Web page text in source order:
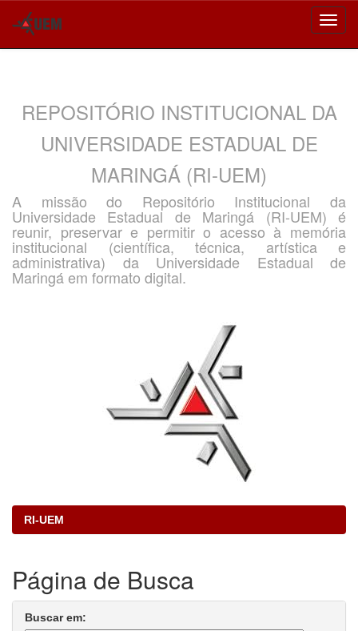
REPOSITÓRIO INSTITUCIONAL DA
UNIVERSIDADE ESTADUAL DE
MARINGÁ (RI-UEM)
A missão do Repositório Institucional da
Universidade Estadual de Maringá (RI-UEM) é
reunir, preservar e permitir o acesso à memória
institucional (científica, técnica, artística e
administrativa) da Universidade Estadual de
Maringá em formato digital.
RI-UEM
Página de Busca
Buscar em: